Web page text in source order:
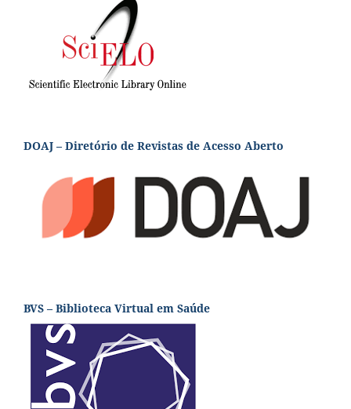
DOAJ – Diretório de Revistas de Acesso Aberto
BVS – Biblioteca Virtual em Saúde